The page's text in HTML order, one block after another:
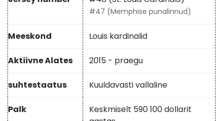
#47 (Memphise punalinnud)
Meeskond Louis kardinalid
Aktiivne Alates 2015 - praegu
suhtestaatus Kuuldavasti vallaline
Palk
Keskmiselt 590 100 dollarit